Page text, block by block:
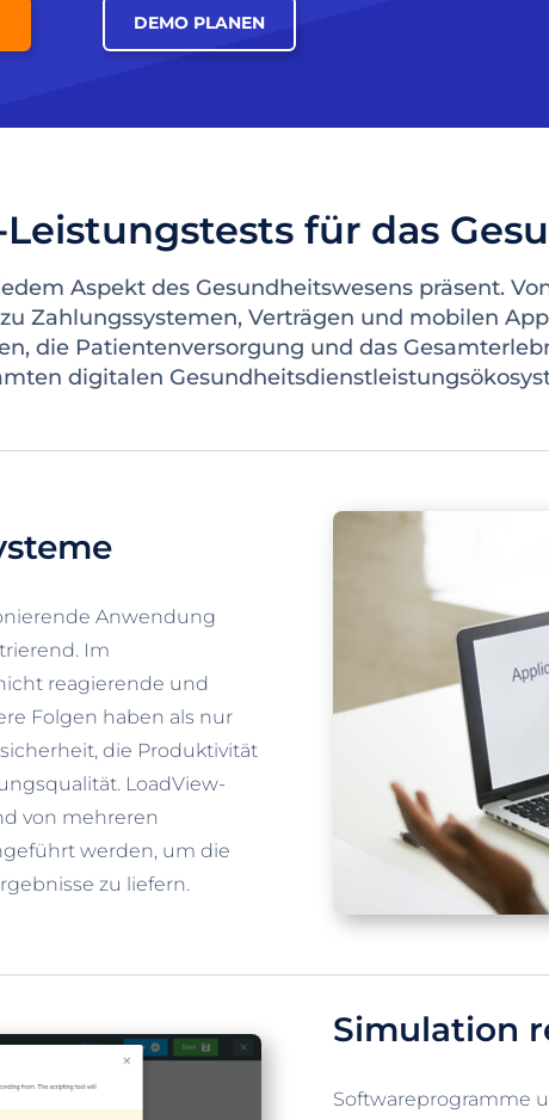
DEMO PLANEN
für das
Aspekt des Gesundheitswesens präsent.
Zahlungssystemen, Verträgen und mobilen
die Patientenversorgung und das
digitalen
Anwendung
Im
reagierende und
Folgen haben als nur
die Produktivität
LoadView-
von mehreren
werden, um die
zu liefern.
Simulation
Softwareprogramme